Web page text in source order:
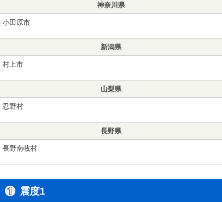
神奈川県
小田原市
新潟県
村上市
山梨県
忍野村
長野県
長野南牧村
震度1